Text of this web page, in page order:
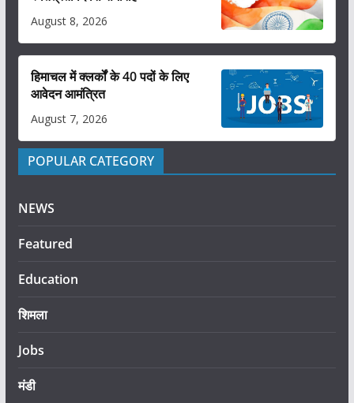
August 8, 2026
हिमाचल में क्लर्कों के 40 पदों के लिए
आवेदन आमंत्रित
August 7, 2026
POPULAR CATEGORY
NEWS
Featured
Education
शिमला
Jobs
मंडी